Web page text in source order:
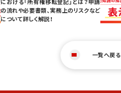
の流れや必要書類、実務上のリスクなど
について詳しく解説！
一覧へ戻る